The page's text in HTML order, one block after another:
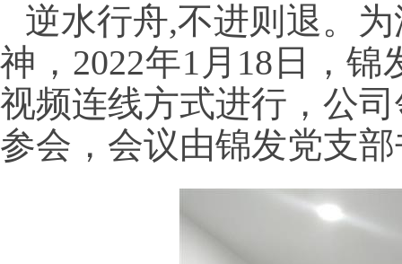
逆水行舟,不进则退。
神，2022年1月18日，
视频连线方式进行，公
参会，会议由锦发党支